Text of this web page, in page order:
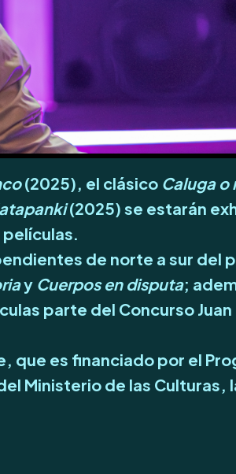
(2025), el clásico Caluga o
(2025) se estarán
de norte a sur del
y Cuerpos en disputa;
parte del Concurso
que es financiado por el
Ministerio de las Culturas,